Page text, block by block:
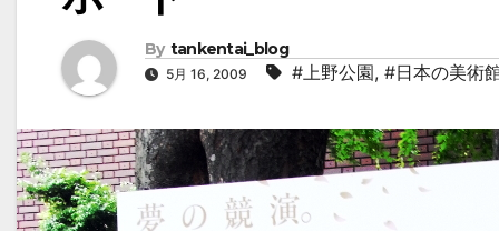
By tankentai_blog
5月 16, 2009 #上野公園, #日本の美術